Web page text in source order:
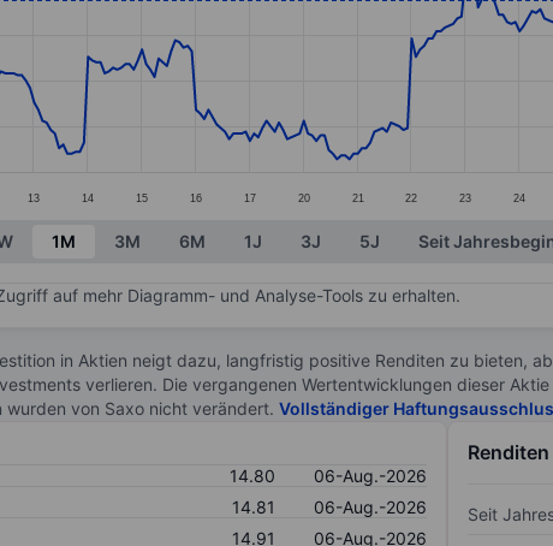
displaying categories.
displaying values. Data ranges from 14.01 to 15.13.
13 14 15 16 17 20 21 22 23 24
1M 3M 6M 1J 3J 5J Seit
auf mehr Diagramm- und Analyse-Tools zu erhalten.
in Aktien neigt dazu, langfristig positive Renditen zu bieten,
verlieren. Die vergangenen Wertentwicklungen dieser
von Saxo nicht verändert. Vollständiger
14.80
06-Aug.-2026
14.81
06-Aug.-2026
14.91
06-Aug.-2026
Renditen
Seit